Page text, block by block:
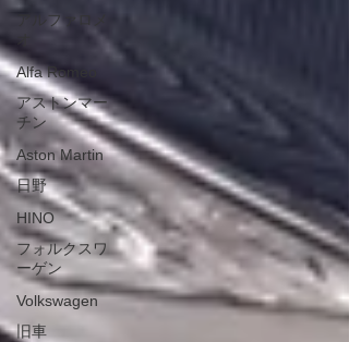
アルファロメ
オ
Alfa Romeo
アストンマー
チン
Aston Martin
日野
HINO
フォルクスワ
ーゲン
Volkswagen
旧車